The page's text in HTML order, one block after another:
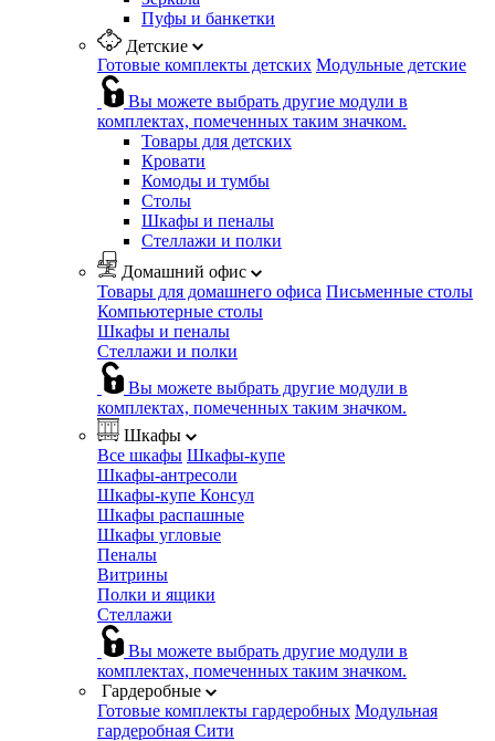
Пуфы и банкетки
Детские
Готовые комплекты детских Модульные детские
Вы можете выбрать другие модули в
комплектах, помеченных таким значком.
Товары для детских
Кровати
Комоды и тумбы
Столы
Шкафы и пеналы
Стеллажи и полки
Домашний офис
Товары для домашнего офиса Письменные столы
Компьютерные столы
Шкафы и пеналы
Стеллажи и полки
Вы можете выбрать другие модули в
комплектах, помеченных таким значком.
Шкафы
Все шкафы Шкафы-купе
Шкафы-антресоли
Шкафы-купе Консул
Шкафы распашные
Шкафы угловые
Пеналы
Витрины
Полки и ящики
Стеллажи
Вы можете выбрать другие модули в
комплектах, помеченных таким значком.
Гардеробные
Готовые комплекты гардеробных Модульная
гардеробная Сити